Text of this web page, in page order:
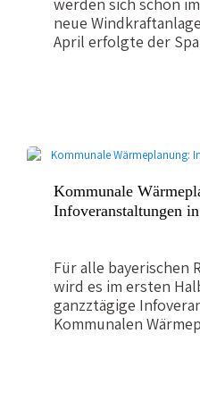
neue
April erfolgte der
Gössersdorf, der
der Nahtstelle der
Bürgermeister Jörg
dass nach intensiver,
Franz von der
stand der Gemeinde
Bayerischen
"Windkümmerer"
Kommunale
Infoveranstaltungen
Für alle bayerischen
wird es im ersten
ganzztägige
Kommunalen
die Energieagentur